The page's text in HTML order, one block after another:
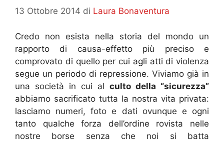
13 Ottobre 2014 di Laura Bonaventura
Credo non esista nella storia del mondo un
rapporto di causa-effetto più preciso e
comprovato di quello per cui agli atti di violenza
segue un periodo di repressione. Viviamo già in
una società in cui al culto della “sicurezza”
abbiamo sacrificato tutta la nostra vita privata:
lasciamo numeri, foto e dati ovunque e ogni
tanto qualche forza dell’ordine rovista nelle
nostre borse senza che noi si batta